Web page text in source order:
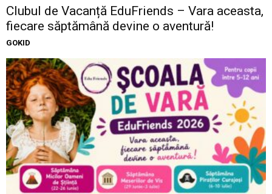
Clubul de Vacanță EduFriends – Vara aceasta,
fiecare săptămână devine o aventură!
GOKID